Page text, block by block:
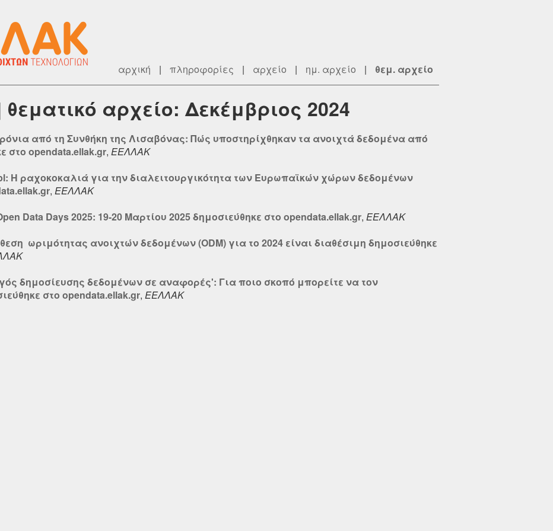
αρχική | πληροφορίες | αρχείο | ημ. αρχείο | θεμ. αρχείο
αρχείο: Δεκέμβριος 2024
από τη Συνθήκη της Λισαβόνας: Πώς υποστηρίχθηκαν τα ανοιχτά δεδομένα από
στο opendata.ellak.gr, ΕΕΛΛΑΚ
Η ραχοκοκαλιά για την διαλειτουργικότητα των Ευρωπαϊκών χώρων δεδομένων
, ΕΕΛΛΑΚ
Data Days 2025: 19-20 Μαρτίου 2025 δημοσιεύθηκε στο opendata.ellak.gr, ΕΕΛΛΑΚ
ωριμότητας ανοιχτών δεδομένων (ODM) για το 2024 είναι διαθέσιμη δημοσιεύθηκε
δημοσίευσης δεδομένων σε αναφορές': Για ποιο σκοπό μπορείτε να τον
στο opendata.ellak.gr, ΕΕΛΛΑΚ